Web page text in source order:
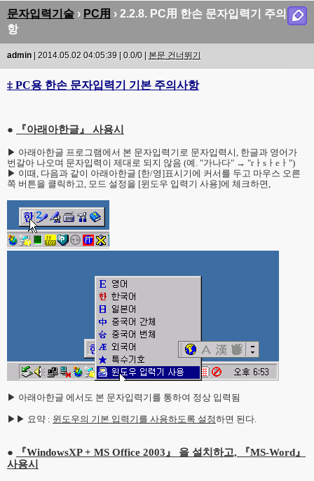
문자입력기술 › PC用 › 2.2.8. PC用 한손 문자입력기 주의사
항
admin| 2014.05.02 04:05:39 | 0.0/0 | 본문 건너뛰기
‡ PC용 한손 문자입력기 기본 주의사항
● 『아래아한글』 사용시
▶ 아래아한글 프로그램에서 본 문자입력기로 문자입력시, 한글과 영어가
번갈아 나오며 문자입력이 제대로 되지 않음 (예. "가나다" → "rㅏsㅏeㅏ")
▶ 이때, 다음과 같이 아래아한글 [한/영]표시기에 커서를 두고 마우스 오른
쪽 버튼을 클릭하고, 모드 설정을 [윈도우 입력기 사용]에 체크하면,
▶ 아래아한글 에서도 본 문자입력기를 통하여 정상 입력됨
▶▶ 요약 : 윈도우의 기본 입력기를 사용하도록 설정하면 된다.
●
『WindowsXP + MS Office 2003』 을 설치하고, 『MS-Word』
사용시